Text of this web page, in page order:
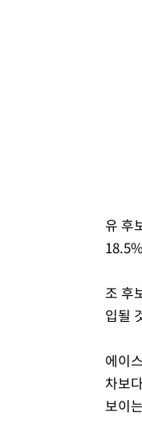
유 후
조 후
입될
에이
차보
보이